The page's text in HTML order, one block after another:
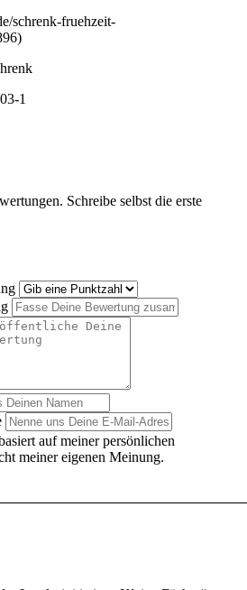
schrenk-fruehzeit-
1
Schreibe selbst die erste
auf meiner persönlichen
meiner eigenen Meinung.